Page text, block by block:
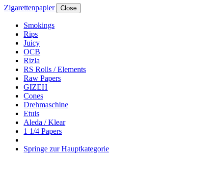
Zigarettenpapier Close
Smokings
Rips
Juicy
OCB
Rizla
RS Rolls / Elements
Raw Papers
GIZEH
Cones
Drehmaschine
Etuis
Aleda / Klear
1 1/4 Papers
Springe zur Hauptkategorie